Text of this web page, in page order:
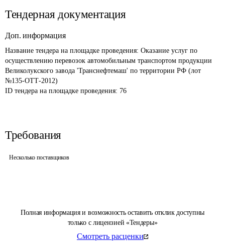
Полная информация и возможность оставить отклик доступны
только с лицензией «Тендеры»
Смотреть расценки
Тендерная документация
Доп. информация
Название тендера на площадке проведения: Оказание услуг по
осуществлению перевозок автомобильным транспортом продукции
Великолукского завода 'Транснефтемаш' по территории РФ (лот
№135-ОТТ-2012)
ID тендера на площадке проведения: 76
Требования
Несколько поставщиков